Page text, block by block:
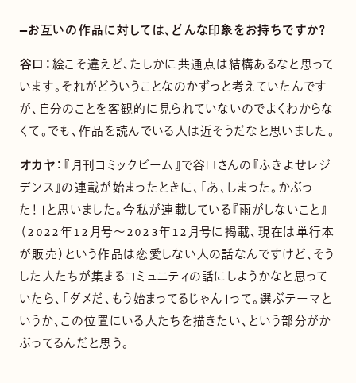
—お互いの作品に対しては、どんな印象をお持ちですか？
谷口：絵こそ違えど、たしかに共通点は結構あるなと思って
います。それがどういうことなのかずっと考えていたんです
が、自分のことを客観的に見られていないのでよくわからな
くて。でも、作品を読んでいる人は近そうだなと思いました。
オカヤ： 『月刊コミックビーム』で谷口さんの『ふきよせレジ
デンス』の連載が始まったときに、「あ、しまった。かぶっ
た！」と思いました。今私が連載している『雨がしないこと』
（2022年12月号〜2023年12月号に掲載、現在は単行本
が販売）という作品は恋愛しない人の話なんですけど、そう
した人たちが集まるコミュニティの話にしようかなと思って
いたら、「ダメだ、もう始まってるじゃん」って。選ぶテーマと
いうか、この位置にいる人たちを描きたい、という部分がか
ぶってるんだと思う。